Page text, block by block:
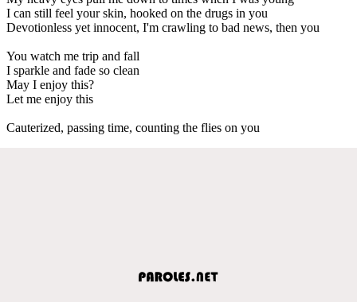
I can still feel your skin, hooked on the drugs in you
Devotionless yet innocent, I'm crawling to bad news, then you
You watch me trip and fall
I sparkle and fade so clean
May I enjoy this?
Let me enjoy this
Cauterized, passing time, counting the flies on you